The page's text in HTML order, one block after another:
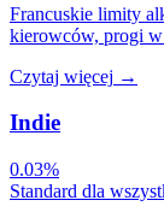
Francuskie limity
kierowców, progi
Czytaj więcej →
Indie
0.03%
Standard dla